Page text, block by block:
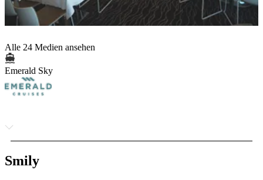
Alle 24 Medien ansehen
Emerald Sky
Smily